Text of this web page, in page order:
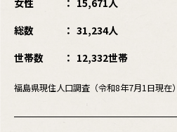
女性
15,671人
総数
31,234人
世帯数
12,332世帯
福島県現住人口調査（令和8年7月1日現在）